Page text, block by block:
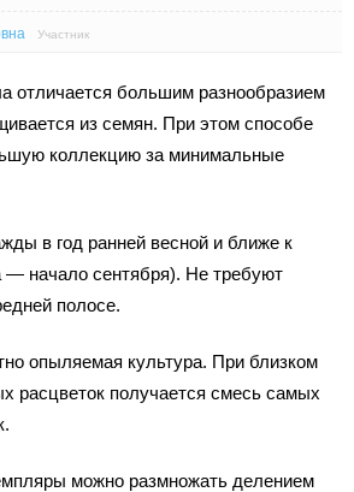
Участник
отличается большим разнообразием
из семян. При этом способе
коллекцию за минимальные
в год ранней весной и ближе к
— начало сентября). Не требуют
полосе.
опыляемая культура. При близком
расцветок получается смесь самых
можно размножать делением